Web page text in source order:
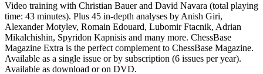
Video training with Christian Bauer and David Navara (total playing
time: 43 minutes). Plus 45 in-depth analyses by Anish Giri,
Alexander Motylev, Romain Edouard, Lubomir Ftacnik, Adrian
Mikalchishin, Spyridon Kapnisis and many more. ChessBase
Magazine Extra is the perfect complement to ChessBase Magazine.
Available as a single issue or by subscription (6 issues per year).
Available as download or on DVD.